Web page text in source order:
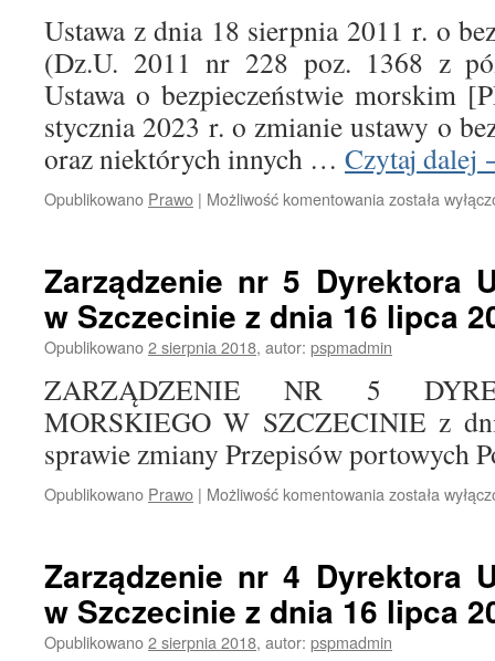
dnia
18
sierpnia
2023
Ustawa z dnia 18 sierpnia 2011 r. o
(Dz.U. 2011 nr 228 poz. 1368 z
Ustawa o bezpieczeństwie morskim
stycznia 2023 r. o zmianie ustawy o
oraz niektórych innych … Czytaj dalej
Opublikowano Prawo | Możliwość komentowania została
Zarządzenie nr 5 Dyrektora
w Szczecinie z dnia 16 lipca
Opublikowano2 sierpnia 2018, autor: pspmadmin
ZARZĄDZENIE NR 5
MORSKIEGO W SZCZECINIE z
sprawie zmiany Przepisów portowych
Opublikowano Prawo | Możliwość komentowania Zarządzenie
Dyrektora
Urzędu
Morskiego
w
Szczecinie
została
Zarządzenie nr 4 Dyrektora
w Szczecinie z dnia 16 lipca
Opublikowano2 sierpnia 2018, autor: pspmadmin